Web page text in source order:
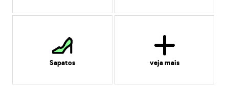
Sapatos veja mais